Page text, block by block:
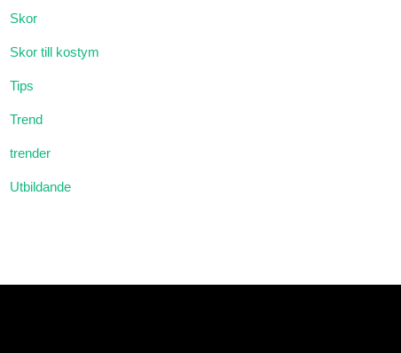
Skor
Skor till kostym
Tips
Trend
trender
Utbildande